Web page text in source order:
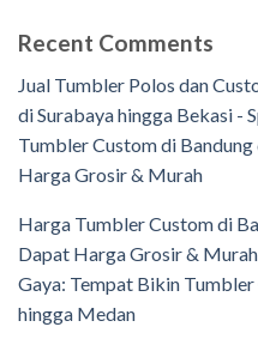
Recent Comments
Jual Tumbler Polos dan
di Surabaya hingga Bekasi -
Tumbler Custom di
Harga Grosir & Murah
Harga Tumbler Custom di
Dapat Harga Grosir &
Gaya: Tempat Bikin
hingga Medan